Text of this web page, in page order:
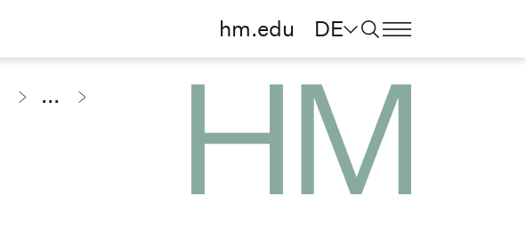
hm.edu DE
...